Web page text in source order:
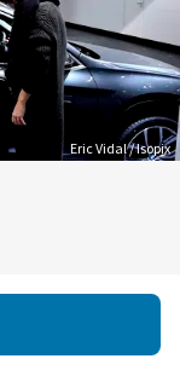
Eric Vidal / Isopix